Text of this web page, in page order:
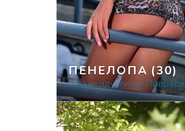
ПЕНЕЛОПА(30)
Индивидуалки в Попраде